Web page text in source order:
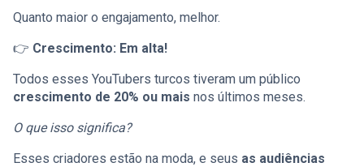
Quanto maior o engajamento, melhor.
👉 Crescimento: Em alta!
Todos esses YouTubers turcos tiveram um público
crescimento de 20% ou mais nos últimos meses.
O que isso significa?
Esses criadores estão na moda, e seus as audiências